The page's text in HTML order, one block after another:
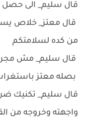
قال سليم_ الى
قال معتز_ خلاص
من كده لسلامتكم
قال سليم_ مش
بصله معتز
قال سليم_ تكنيك
واجهته وخروجه من